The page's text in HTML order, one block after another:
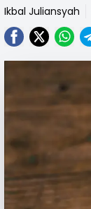
Ikbal Juliansyah